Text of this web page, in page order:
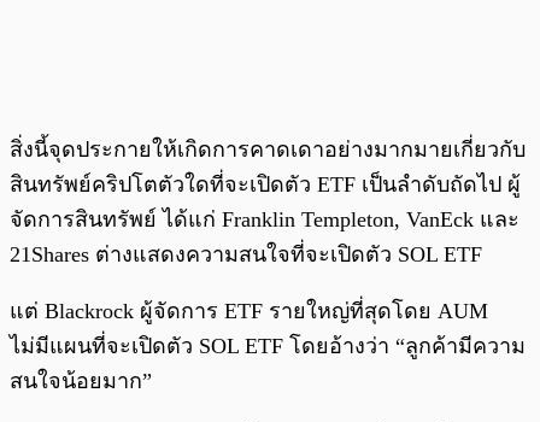
สิ่งนี้จุดประกายให้เกิดการคาดเดาอย่างมากมายเกี่ยวกับ
สินทรัพย์คริปโตตัวใดที่จะเปิดตัว ETF เป็นลำดับถัดไป ผู้
จัดการสินทรัพย์ ได้แก่ Franklin Templeton, VanEck และ
21Shares ต่างแสดงความสนใจที่จะเปิดตัว SOL ETF
แต่ Blackrock ผู้จัดการ ETF รายใหญ่ที่สุดโดย AUM
ไม่มีแผนที่จะเปิดตัว SOL ETF โดยอ้างว่า “ลูกค้ามีความ
สนใจน้อยมาก”